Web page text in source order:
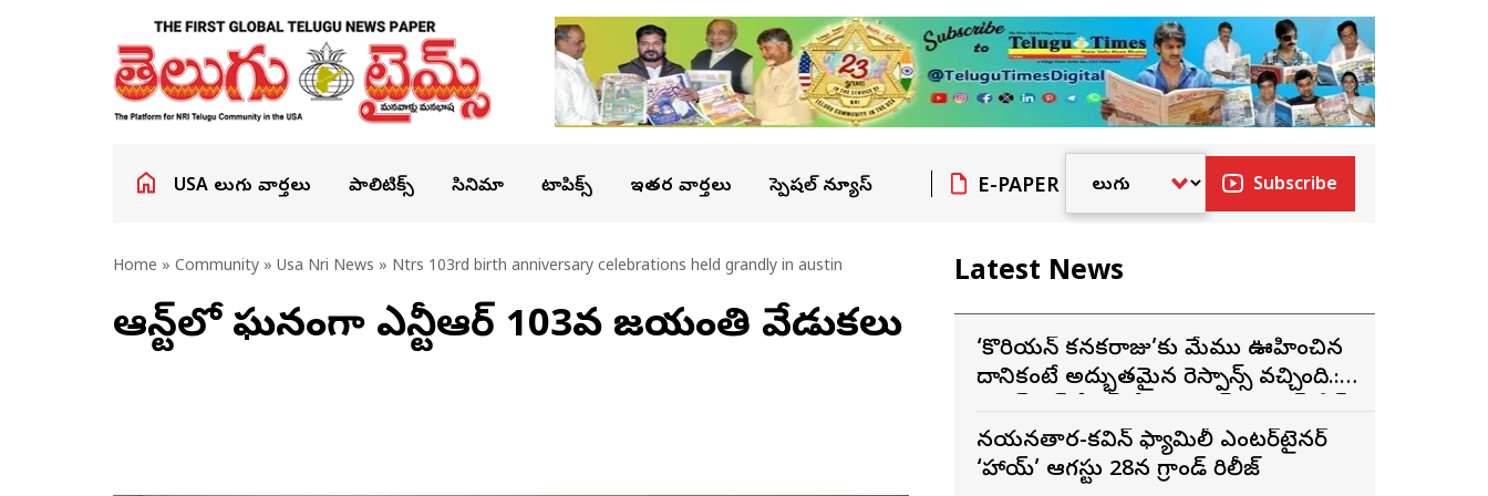
USA తెలుగు వార్తలు పాలిటిక్స్ సినిమా టాపిక్స్ ఇతర వార్తలు స్పెషల్ న్యూస్ E-PAPER Subscribe
Home » Community » Usa Nri News » Ntrs 103rd birth anniversary celebrations held grandly in austin
ఆస్టిన్‌లో ఘనంగా ఎన్టీఆర్ 103వ జయంతి వేడుకలు
Latest News
‘కొరియన్ కనకరాజు’కు మేము ఊహించిన
దానికంటే అద్భుతమైన రెస్పాన్స్ వచ్చింది.:
నయనతార-కవిన్ ఫ్యామిలీ ఎంటర్‌టైనర్
‘హాయ్’ ఆగస్టు 28న గ్రాండ్ రిలీజ్